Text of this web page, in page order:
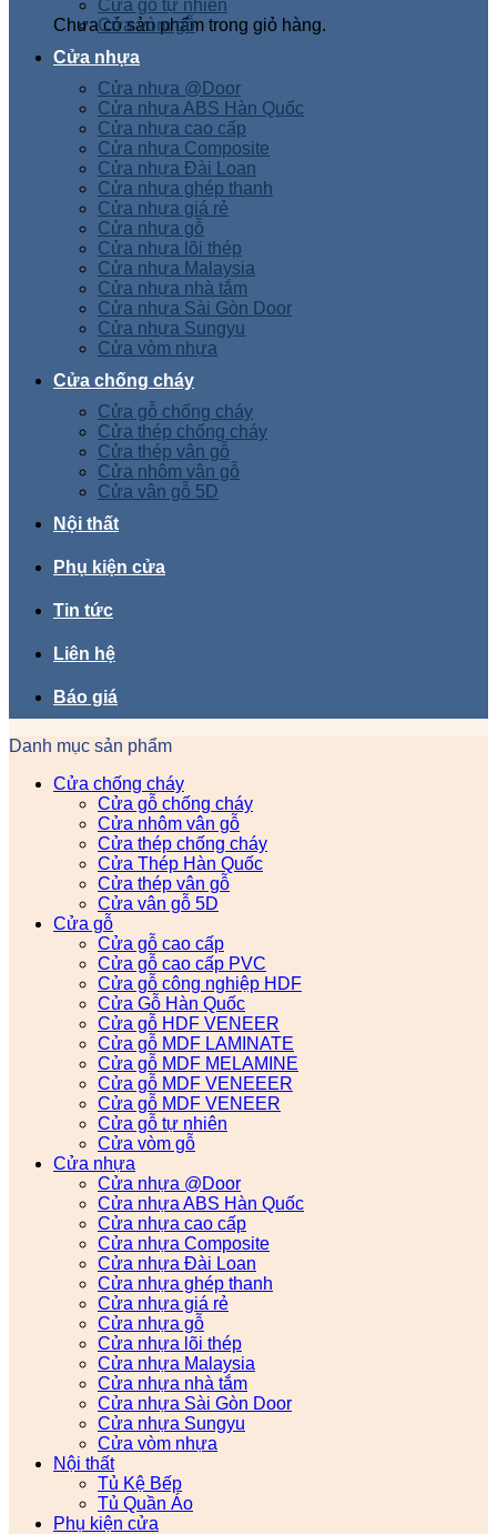
Chưa có sản phẩm trong giỏ hàng.
Cửa gỗ tự nhiên
Cửa vòm gỗ
Cửa nhựa
Cửa nhựa @Door
Cửa nhựa ABS Hàn Quốc
Cửa nhựa cao cấp
Cửa nhựa Composite
Cửa nhựa Đài Loan
Cửa nhựa ghép thanh
Cửa nhựa giá rẻ
Cửa nhựa gỗ
Cửa nhựa lõi thép
Cửa nhựa Malaysia
Cửa nhựa nhà tắm
Cửa nhựa Sài Gòn Door
Cửa nhựa Sungyu
Cửa vòm nhựa
Cửa chống cháy
Cửa gỗ chống cháy
Cửa thép chống cháy
Cửa thép vân gỗ
Cửa nhôm vân gỗ
Cửa vân gỗ 5D
Nội thất
Phụ kiện cửa
Tin tức
Liên hệ
Báo giá
Danh mục sản phẩm
Cửa chống cháy
Cửa gỗ chống cháy
Cửa nhôm vân gỗ
Cửa thép chống cháy
Cửa Thép Hàn Quốc
Cửa thép vân gỗ
Cửa vân gỗ 5D
Cửa gỗ
Cửa gỗ cao cấp
Cửa gỗ cao cấp PVC
Cửa gỗ công nghiệp HDF
Cửa Gỗ Hàn Quốc
Cửa gỗ HDF VENEER
Cửa gỗ MDF LAMINATE
Cửa gỗ MDF MELAMINE
Cửa gỗ MDF VENEEER
Cửa gỗ MDF VENEER
Cửa gỗ tự nhiên
Cửa vòm gỗ
Cửa nhựa
Cửa nhựa @Door
Cửa nhựa ABS Hàn Quốc
Cửa nhựa cao cấp
Cửa nhựa Composite
Cửa nhựa Đài Loan
Cửa nhựa ghép thanh
Cửa nhựa giá rẻ
Cửa nhựa gỗ
Cửa nhựa lõi thép
Cửa nhựa Malaysia
Cửa nhựa nhà tắm
Cửa nhựa Sài Gòn Door
Cửa nhựa Sungyu
Cửa vòm nhựa
Nội thất
Tủ Kệ Bếp
Tủ Quần Áo
Phụ kiện cửa